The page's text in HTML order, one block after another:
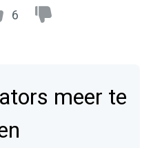
6
meer te